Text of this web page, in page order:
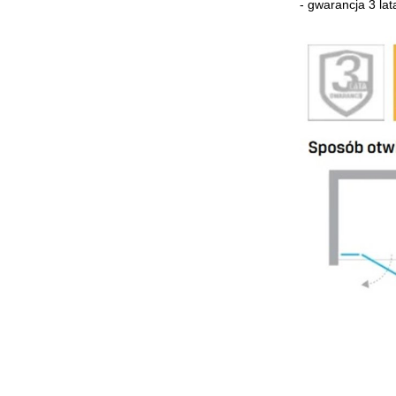
- gwarancja 3